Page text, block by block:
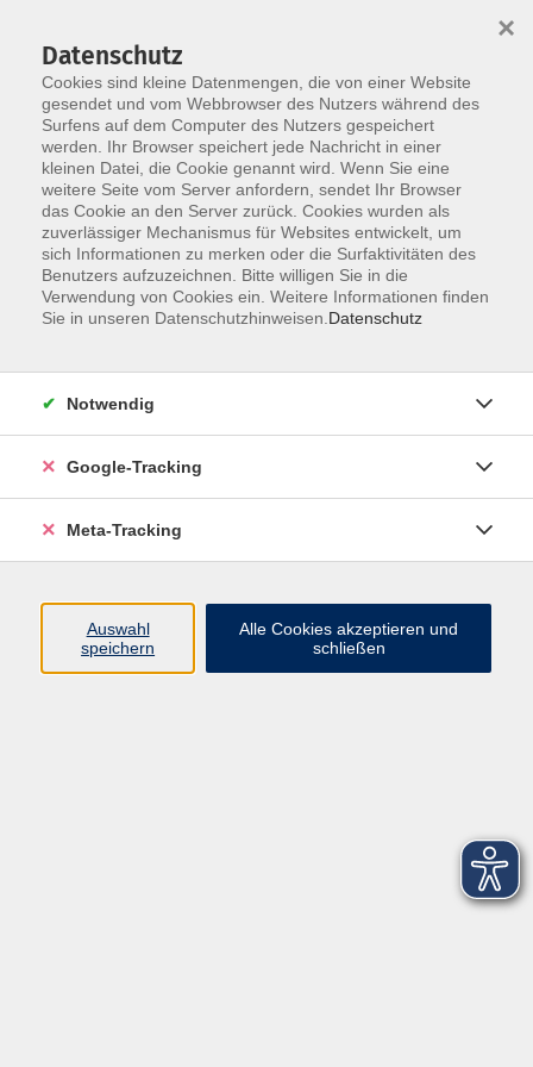
Skip to main content
Der Kurs konnte nicht gefunden werden.
Über uns
Datenschutz
Cookies sind kleine Datenmengen, die von einer Website
gesendet und vom Webbrowser des Nutzers während des
Surfens auf dem Computer des Nutzers gespeichert
werden. Ihr Browser speichert jede Nachricht in einer
kleinen Datei, die Cookie genannt wird. Wenn Sie eine
weitere Seite vom Server anfordern, sendet Ihr Browser
das Cookie an den Server zurück. Cookies wurden als
zuverlässiger Mechanismus für Websites entwickelt, um
sich Informationen zu merken oder die Surfaktivitäten des
Benutzers aufzuzeichnen. Bitte willigen Sie in die
Verwendung von Cookies ein. Weitere Informationen finden
Sie in unseren Datenschutzhinweisen. Datenschutz
×
Notwendig
Google-Tracking
Meta-Tracking
Auswahl
speichern
Alle Cookies akzeptieren und
schließen